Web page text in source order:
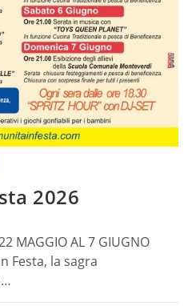
2026
MAGGIO AL 7 GIUGNO
Festa, la sagra